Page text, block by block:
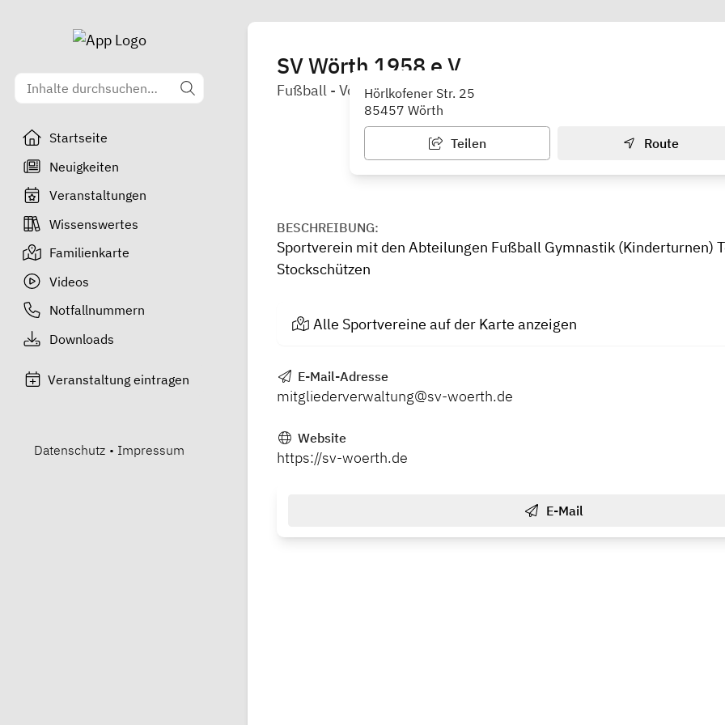
Startseite
Neuigkeiten
Veranstaltungen
Wissenswertes
Familienkarte
Videos
Notfallnummern
Downloads
Veranstaltung eintragen
Datenschutz • Impressum
SV Wörth 1958 e.V.
Fußball - Volleyball - Tennis - Stockschießen - Gymnastik - Tanzen
Hörlkofener Str. 25
85457 Wörth
Teilen Route
BESCHREIBUNG:
Sportverein mit den Abteilungen Fußball Gymnastik (Kinderturnen)
Stockschützen
Alle Sportvereine auf der Karte anzeigen
E-Mail-Adresse
mitgliederverwaltung@sv-woerth.de
Website
https://sv-woerth.de
E-Mail